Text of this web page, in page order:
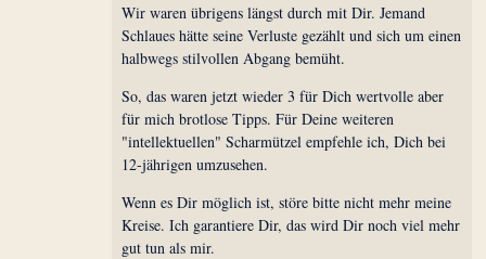
Wir waren übrigens längst durch mit Dir. Jemand
Schlaues hätte seine Verluste gezählt und sich um einen
halbwegs stilvollen Abgang bemüht.
So, das waren jetzt wieder 3 für Dich wertvolle aber
für mich brotlose Tipps. Für Deine weiteren
"intellektuellen" Scharmützel empfehle ich, Dich bei
12-jährigen umzusehen.
Wenn es Dir möglich ist, störe bitte nicht mehr meine
Kreise. Ich garantiere Dir, das wird Dir noch viel mehr
gut tun als mir.